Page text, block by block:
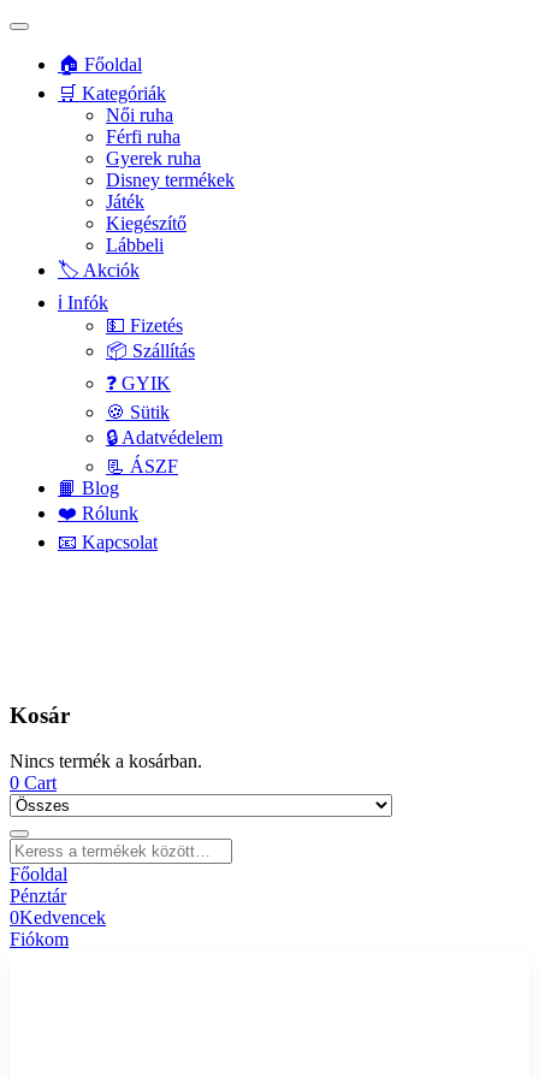
🏠 Főoldal
🛒 Kategóriák
Női ruha
Férfi ruha
Gyerek ruha
Disney termékek
Játék
Kiegészítő
Lábbeli
🏷️ Akciók
ℹ️ Infók
💵 Fizetés
📦 Szállítás
❓ GYIK
🍪 Sütik
🔒 Adatvédelem
📃 ÁSZF
📙 Blog
❤️ Rólunk
📧 Kapcsolat
Kosár
Nincs termék a kosárban.
0 Cart
Főoldal
Pénztár
0Kedvencek
Fiókom